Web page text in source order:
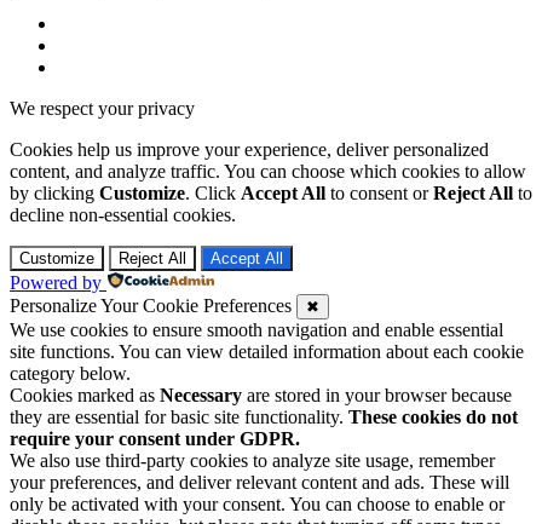
We respect your privacy
Cookies help us improve your experience, deliver personalized
content, and analyze traffic. You can choose which cookies to allow
by clicking Customize. Click Accept All to consent orReject All to
decline non-essential cookies.
Customize Reject All Accept All
Powered by
Personalize Your Cookie Preferences
✖
We use cookies to ensure smooth navigation and enable essential
site functions. You can view detailed information about each cookie
category below.
Cookies marked as Necessary are stored in your browser because
they are essential for basic site functionality. These cookies do not
require your consent under GDPR.
We also use third-party cookies to analyze site usage, remember
your preferences, and deliver relevant content and ads. These will
only be activated with your consent. You can choose to enable or